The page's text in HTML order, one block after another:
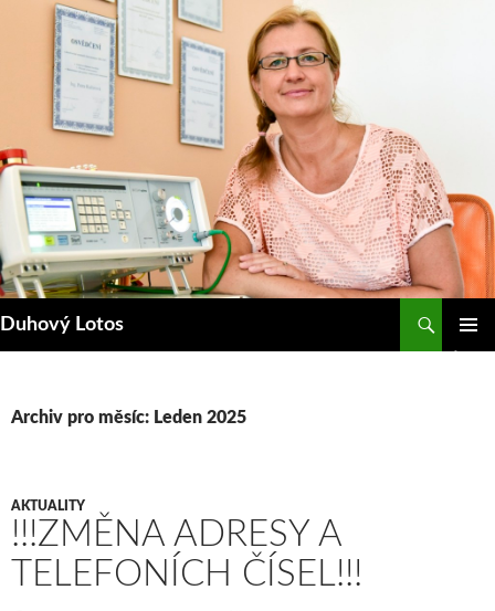
obsahu
Duhový Lotos
Archiv pro měsíc: Leden 2025
AKTUALITY
!!!ZMĚNA ADRESY A
TELEFONÍCH ČÍSEL!!!